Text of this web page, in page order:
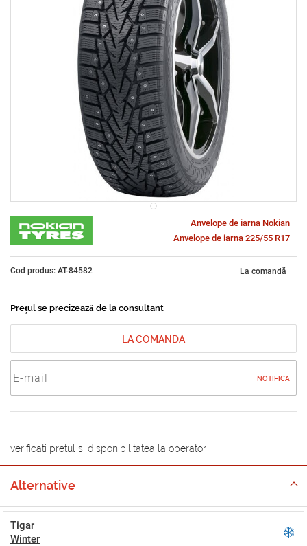
Anvelope de iarna Nokian
Anvelope de iarna 225/55 R17
Cod produs: AT-84582 La comandă
Prețul se precizează de la consultant
LA COMANDA
NOTIFICA
verificati pretul si disponibilitatea la operator
Alternative
Tigar
Winter